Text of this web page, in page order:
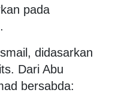
pada
didasarkan
Dari Abu
bersabda: